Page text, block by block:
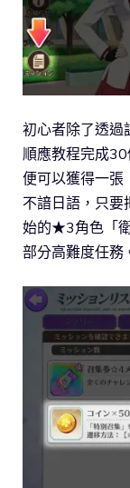
初心者除了透
順應教程完成30
便可以獲得一
不諳日語，只要
始的★3角色「
部分高難度任務